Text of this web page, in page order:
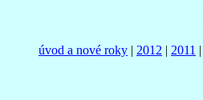
úvod a nové roky | 2012 | 2011 |